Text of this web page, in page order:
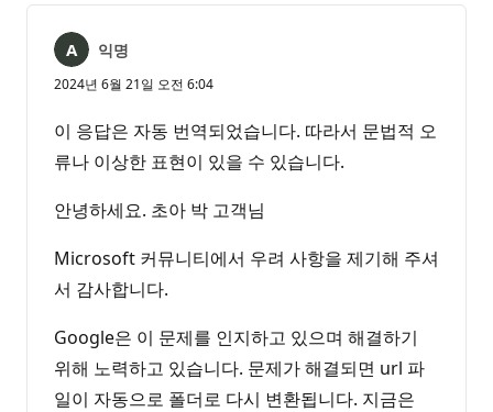
음
익명
2024년 6월 21일 오전 6:04
이 응답은 자동 번역되었습니다. 따라서 문법적 오
류나 이상한 표현이 있을 수 있습니다.
안녕하세요. 초아 박 고객님
Microsoft 커뮤니티에서 우려 사항을 제기해 주셔
서 감사합니다.
Google은 이 문제를 인지하고 있으며 해결하기
위해 노력하고 있습니다. 문제가 해결되면 url 파
일이 자동으로 폴더로 다시 변환됩니다. 지금은